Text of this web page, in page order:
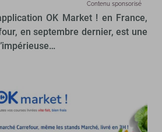
Contenu sponsorisé
OK Market ! en France,
en septembre dernier, est une